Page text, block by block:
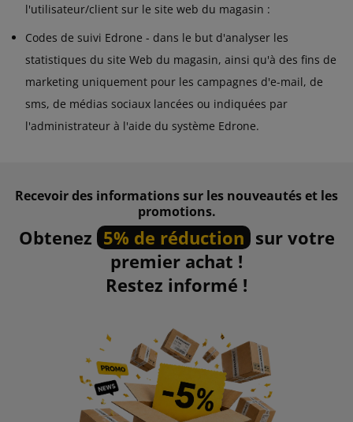
l'utilisateur/client sur le site web du magasin :
Codes de suivi Edrone - dans le but d'analyser les
statistiques du site Web du magasin, ainsi qu'à des fins de
marketing uniquement pour les campagnes d'e-mail, de
sms, de médias sociaux lancées ou indiquées par
l'administrateur à l'aide du système Edrone.
Recevoir des informations sur les nouveautés et les
promotions.
Obtenez 5% de réduction sur votre
premier achat !
Restez informé !